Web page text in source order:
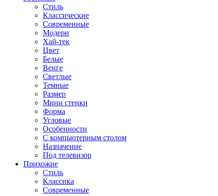
Стиль
Классические
Современные
Модерн
Хай-тек
Цвет
Белые
Венге
Светлые
Темные
Размер
Мини стенки
Форма
Угловые
Особенности
С компьютерным столом
Назначение
Под телевизор
Прихожие
Стиль
Классика
Современные